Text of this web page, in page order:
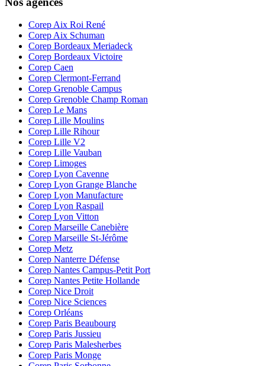
Corep Aix Roi René
Corep Aix Schuman
Corep Bordeaux Meriadeck
Corep Bordeaux Victoire
Corep Caen
Corep Clermont-Ferrand
Corep Grenoble Campus
Corep Grenoble Champ Roman
Corep Le Mans
Corep Lille Moulins
Corep Lille Rihour
Corep Lille V2
Corep Lille Vauban
Corep Limoges
Corep Lyon Cavenne
Corep Lyon Grange Blanche
Corep Lyon Manufacture
Corep Lyon Raspail
Corep Lyon Vitton
Corep Marseille Canebière
Corep Marseille St-Jérôme
Corep Metz
Corep Nanterre Défense
Corep Nantes Campus-Petit Port
Corep Nantes Petite Hollande
Corep Nice Droit
Corep Nice Sciences
Corep Orléans
Corep Paris Beaubourg
Corep Paris Jussieu
Corep Paris Malesherbes
Corep Paris Monge